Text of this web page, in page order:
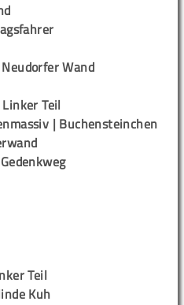
Wand
Teil
| Buchensteinchen
Teil
Kuh